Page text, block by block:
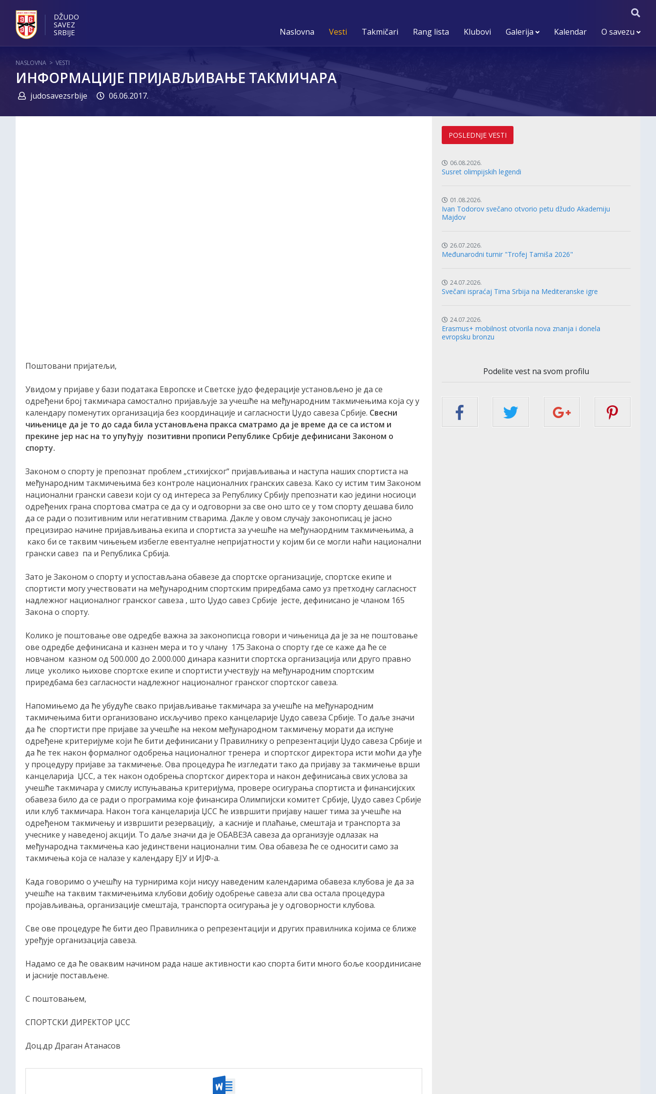
DŽUDO
SAVEZ
SRBIJE
Naslovna Vesti Takmičari Rang lista Klubovi Galerija Kalendar O savezu
NASLOVNA > VESTI
ИНФОРМАЦИЈЕ ПРИЈАВЉИВАЊЕ ТАКМИЧАРА
judosavezsrbije 06.06.2017.
Поштовани пријатељи,
Увидом у пријаве у бази података Европске и Светске јудо федерације установљено је да се
одређени број такмичара самостално пријављује за учешће на међународним такмичењима која су у
календару поменутих организација без координације и сагласности Џудо савеза Србије. Свесни
чињенице да је то до сада била установљена пракса сматрамо да је време да се са истом и
прекине јер нас на то упућују позитивни прописи Републике Србије дефинисани Законом о
спорту.
Законом о спорту је препознат проблем „стихијског“ пријављивања и наступа наших спортиста на
међународним такмичењима без контроле националних гранских савеза. Како су истим тим Законом
национални грански савези који су од интереса за Републику Србију препознати као једини носиоци
одређених грана спортова сматра се да су и одговорни за све оно што се у том спорту дешава било
да се ради о позитивним или негативним стварима. Дакле у овом случају законописац је јасно
прецизирао начине пријављивања екипа и спортиста за учешће на међунаордним такмичењима, а
како би се таквим чињењем избегле евентуалне непријатности у којим би се могли наћи национални
грански савез па и Република Србија.
Зато је Законом о спорту и успостављана обавезе да спортске организације, спортске екипе и
спортисти могу учествовати на међународним спортским приредбама само уз претходну сагласност
надлежног националног гранског савеза , што Џудо савез Србије јесте, дефинисано је чланом 165
Закона о спорту.
Колико је поштовање ове одредбе важна за законописца говори и чињеница да је за не поштовање
ове одредбе дефинисана и казнен мера и то у члану 175 Закона о спорту где се каже да ће се
новчаном казном од 500.000 до 2.000.000 динара казнити спортска организација или друго правно
лице уколико њихове спортске екипе и спортисти учествују на међународним спортским
приредбама без сагласности надлежног националног гранског спортског савеза.
Напомињемо да ће убудуће свако пријављивање такмичара за учешће на међународним
такмичењима бити организовано искључиво преко канцеларије Џудо савеза Србије. То даље значи
да ће спортисти пре пријаве за учешће на неком међународном такмичењу морати да испуне
одређене критеријуме који ће бити дефинисани у Правилнику о репрезентацији Џудо савеза Србије и
да ће тек након формалног одобрења националног тренера и спортског директора исти моћи да уђе
у процедуру пријаве за такмичење. Ова процедура ће изгледати тако да пријаву за такмичење врши
канцеларија ЏСС, а тек након одобрења спортског директора и након дефинисања свих услова за
учешће такмичара у смислу испуњавања критеријума, провере осигурања спортиста и финансијских
обавеза било да се ради о програмима које финансира Олимпијски комитет Србије, Џудо савез Србије
или клуб такмичара. Након тога канцеларија ЏСС ће извршити пријаву нашег тима за учешће на
одређеном такмичењу и извршити резервацију, а касније и плаћање, смештаја и транспорта за
учеснике у наведеној акцији. То даље значи да је ОБАВЕЗА савеза да организује одлазак на
међународна такмичења као јединствени национални тим. Ова обавеза ће се односити само за
такмичења која се налазе у календару ЕЈУ и ИЈФ-а.
Када говоримо о учешћу на турнирима који нисуу наведеним календарима обавеза клубова је да за
учешће на таквим такмичењима клубови добију одобрење савеза али сва остала процедура
пројављивања, организације смештаја, транспорта осигурања је у одговорности клубова.
Све ове процедуре ће бити део Правилника о репрезентацији и других правилника којима се ближе
уређује организација савеза.
Надамо се да ће оваквим начином рада наше активности као спорта бити много боље координисане
и јасније постављене.
С поштовањем,
СПОРТСКИ ДИРЕКТОР ЏСС
Доц.др Драган Атанасов
POSLEDNJE VESTI
06.08.2026.
Susret olimpijskih legendi
01.08.2026.
Ivan Todorov svečano otvorio petu džudo Akademiju
Majdov
26.07.2026.
Međunarodni turnir "Trofej Tamiša 2026"
24.07.2026.
Svečani ispraćaj Tima Srbija na Mediteranske igre
24.07.2026.
Erasmus+ mobilnost otvorila nova znanja i donela
evropsku bronzu
Podelite vest na svom profilu